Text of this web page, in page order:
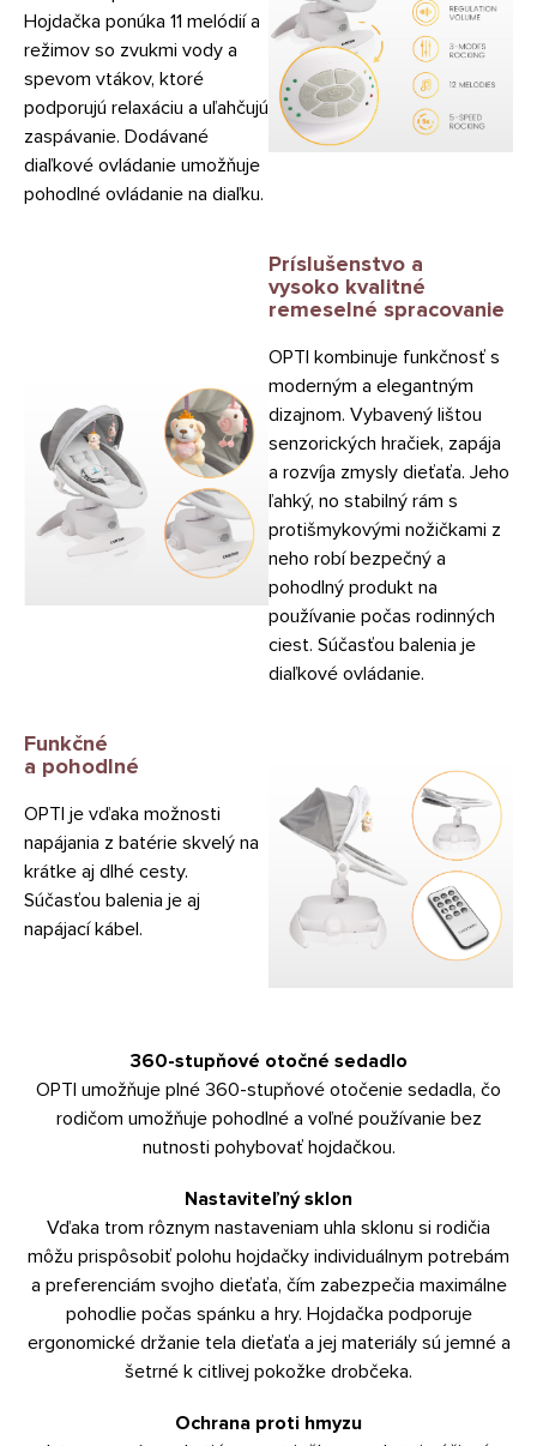
Hojdačka ponúka 11 melódií a
režimov so zvukmi vody a
spevom vtákov, ktoré
podporujú relaxáciu a uľahčujú
zaspávanie. Dodávané
diaľkové ovládanie umožňuje
pohodlné ovládanie na diaľku.
Príslušenstvo a
vysoko kvalitné
remeselné spracovanie
OPTI kombinuje funkčnosť s
moderným a elegantným
dizajnom. Vybavený lištou
senzorických hračiek, zapája
a rozvíja zmysly dieťaťa. Jeho
ľahký, no stabilný rám s
protišmykovými nožičkami z
neho robí bezpečný a
pohodlný produkt na
používanie počas rodinných
ciest. Súčasťou balenia je
diaľkové ovládanie.
Funkčné
a pohodlné
OPTI je vďaka možnosti
napájania z batérie skvelý na
krátke aj dlhé cesty.
Súčasťou balenia je aj
napájací kábel.
360-stupňové otočné sedadlo
OPTI umožňuje plné 360-stupňové otočenie sedadla, čo
rodičom umožňuje pohodlné a voľné používanie bez
nutnosti pohybovať hojdačkou.
Nastaviteľný sklon
Vďaka trom rôznym nastaveniam uhla sklonu si rodičia
môžu prispôsobiť polohu hojdačky individuálnym potrebám
a preferenciám svojho dieťaťa, čím zabezpečia maximálne
pohodlie počas spánku a hry. Hojdačka podporuje
ergonomické držanie tela dieťaťa a jej materiály sú jemné a
šetrné k citlivej pokožke drobčeka.
Ochrana proti hmyzu